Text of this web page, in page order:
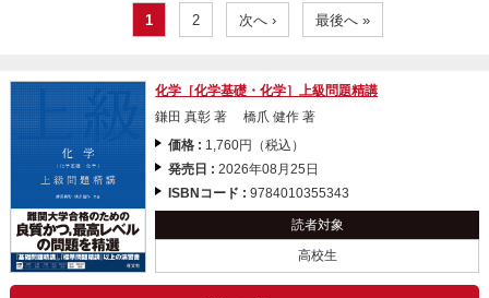
1 2 次へ › 最後へ »
化学［化学基礎・化学］上級問題精講
鎌田 真彰 著 橋爪 健作 著
価格 : 1,760円（税込）
発売日 :2026年08月25日
ISBNコード :9784010355343
読者対象
高校生